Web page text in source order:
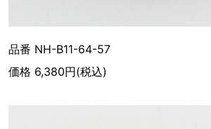
品番 NH-B11-64-57
価格 6,380円(税込)